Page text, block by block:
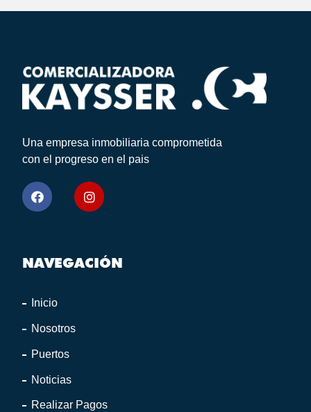
Una empresa inmobiliaria comprometida
con el progreso en el pais
NAVEGACIÓN
Inicio
Nosotros
Puertos
Noticias
Realizar Pagos